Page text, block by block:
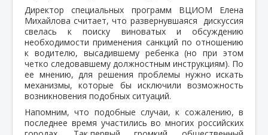
Директор специальных программ ВЦИОМ Елена
Михайлова считает, что развернувшаяся дискуссия
свелась к поиску виноватых и обсуждению
необходимости применения санкций по отношению
к водителю, высадившему ребенка (но при этом
четко следовавшему должностным инструкциям). По
ее мнению, для решения проблемы нужно искать
механизмы, которые бы исключили возможность
возникновения подобных ситуаций.
Напомним, что подобные случаи, к сожалению, в
последнее время участились во многих российских